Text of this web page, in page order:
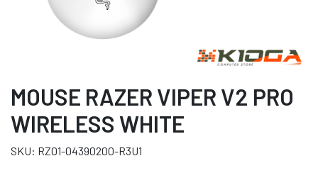
MOUSE RAZER VIPER V2 PRO
WIRELESS WHITE
SKU: RZ01-04390200-R3U1